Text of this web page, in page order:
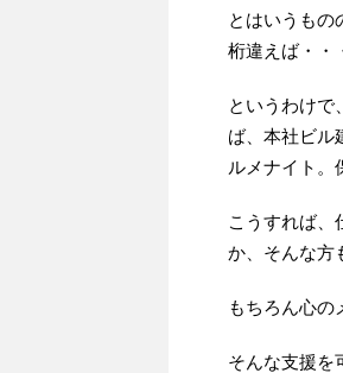
とはいうもの
桁違えば・・
というわけで
ば、本社ビル
ルメナイト。
こうすれば、
か、そんな方
もちろん心の
そんな支援を